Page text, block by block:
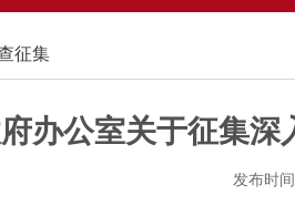
征集
办公室关于征集
发布时